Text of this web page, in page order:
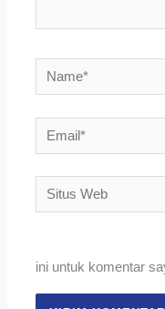
Name*
Email*
Situs
Web
ini untuk komentar